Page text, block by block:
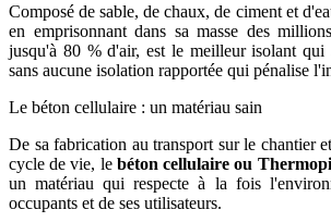
Composé de sable, de chaux, de ciment et
en emprisonnant dans sa masse des
jusqu'à 80 % d'air, est le meilleur isolant
sans aucune isolation rapportée qui pénalise
Le béton cellulaire : un matériau sain
De sa fabrication au transport sur le chantier
cycle de vie, le béton cellulaire ou
un matériau qui respecte à la fois
occupants et de ses utilisateurs.